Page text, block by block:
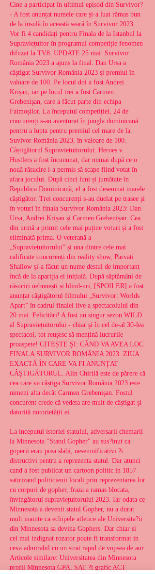
Cine a participat în ultimul episod din Survivor?
- A fost anunțat numele care și-a luat rămas bun
de la insulă în această seară în Survivor 2023.
Vor fi 4 candidați pentru Finala de la Istanbul la
Supraviețuitor în programul competiție fenomen
difuzat la TV8. UPDATE 25 mai: Survivor
România 2023 a ajuns la final. Dan Ursa a
câștigat Survivor România 2023 și premiul în
valoare de 100. Pe locul doi a fost Andrei
Krișan, iar pe locul trei a fost Carmen
Grebenișan, care a făcut parte din echipa
Faimoșilor. La începutul competiției, 24 de
concurenți s-au aventurat în jungla dominicană
pentru a lupta pentru premiul cel mare de la
Suvivor România 2023, în valoare de 100.
Câștigătorul Supraviețuitorului: Heroes v.
Hustlers a fost încununat, dar numai după ce o
nouă răsucire i-a permis să scape fiind votat în
afara jocului. După cinci luni și jumătate în
Republica Dominicană, el a fost desemnat marele
câștigător. Trei concurenți s-au duelat pe trasee și
în voturi în finala Survivor România 2023: Dan
Ursa, Andrei Krișan și Carmen Grebenișan. Cea
din urmă a primit cele mai puține voturi și a fost
eliminată prima. O veterană a
„Supraviețuitorului” și una dintre cele mai
calificate concurenți din reality show, Parvati
Shallow și-a făcut un nume destul de important
încă de la apariția ei inițială. După săptămâni de
răsuciri nebunești și blind-uri, [SPOILER] a fost
anunțat câștigătorul filmului „Survivor: Worlds
Apart” în cadrul finalei live a spectacolului din
20 mai. Felicitări! A fost un singur sezon WILD
al Supraviețuitorului - chiar și în cel de-al 30-lea
spectacol, tot reușesc să mențină lucrurile
proaspete! CITEȘTE ȘI: CÂND VA AVEA LOC
FINALA SURVIVOR ROMÂNIA 2023. ZIUA
EXACTĂ ÎN CARE VA FI ANUNȚAT
CÂȘTIGĂTORUL. Alin Chirilă este de părere că
cea care va câștiga Survivor România 2023 este
nimeni alta decât Carmen Grebenișan. Fostul
concurent crede că vedeta are mult de câștigat și
datorită notorietății ei.
La inceputul istoriei statului, adversarii chemarii
la Minnesota "Statul Gopher" au sus?inut ca
goperii erau prea slabi, nesemnificativi ?i
distructivi pentru a reprezenta statul. Dar atunci
cand a fost publicat un cartoon politic in 1857
satirizand politicienii locali prin reprezentarea lor
cu corpuri de gopher, fraza a ramas blocata,
învingătorul supraviețuitorului 2023. Iar odata ce
Minnesota a devenit statul Gopher, nu a durat
mult inainte ca echipele atletice ale Universita?ii
din Minnesota sa devina Gophers. Dar chiar si
cel mai indignat rozator poate fi transformat in
ceva admirabil cu un strat rapid de vopsea de aur.
Articole similare: Universitatea din Minnesota
profil Minnesota GPA, SAT ?i grafic ACT